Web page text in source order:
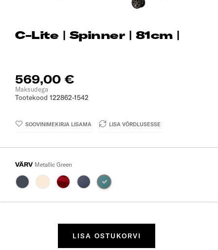
C-Lite | Spinner | 81cm |
569,00 €
Maksudega
Tootekood 122862-1542
SOOVINIMEKIRJA LISAMA LISA VÕRDLUSESSE
VÄRV Metallic Green
LISA OSTUKORVI